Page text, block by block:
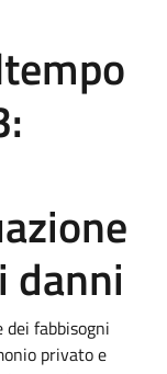
danni
fabbisogni
privato e